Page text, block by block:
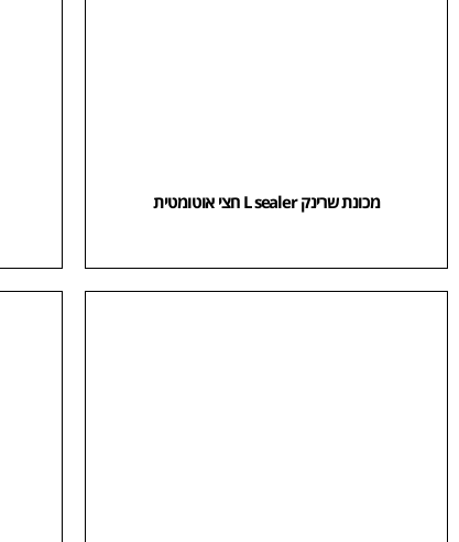
מכונת שרינק L sealer חצי אוטומטית